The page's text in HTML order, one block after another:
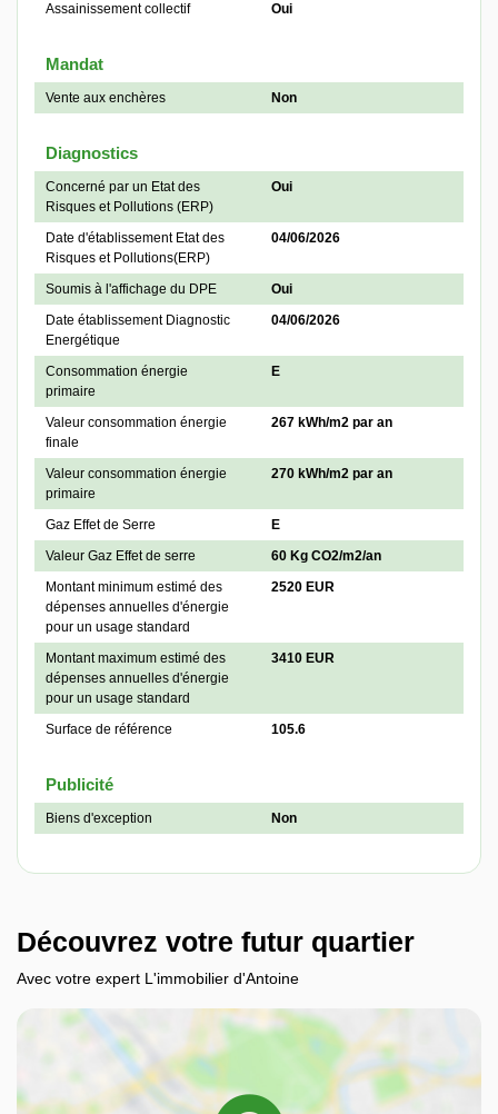
Assainissement collectif
Oui
Mandat
Vente aux enchères Non
Diagnostics
Concerné par un Etat des
Risques et Pollutions (ERP)
Oui
Date d'établissement Etat des
Risques et Pollutions(ERP)
04/06/2026
Soumis à l'affichage du DPE
Oui
Date établissement Diagnostic
Energétique
04/06/2026
Consommation énergie
primaire
E
Valeur consommation énergie
finale
267 kWh/m2 par an
Valeur consommation énergie
primaire
270 kWh/m2 par an
Gaz Effet de Serre
E
Valeur Gaz Effet de serre
60 Kg CO2/m2/an
Montant minimum estimé des
dépenses annuelles d'énergie
pour un usage standard
2520 EUR
Montant maximum estimé des
dépenses annuelles d'énergie
pour un usage standard
3410 EUR
Surface de référence 105.6
Publicité
Biens d'exception Non
Découvrez votre futur quartier
Avec votre expert L'immobilier d'Antoine